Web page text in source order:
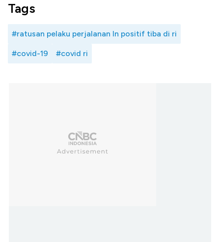
Tags
#ratusan pelaku perjalanan ln positif tiba di ri
#covid-19 #covid ri